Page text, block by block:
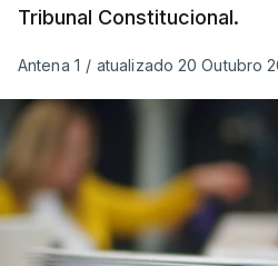
Tribunal Constitucional.
Antena 1 / atualizado 20 Outubro